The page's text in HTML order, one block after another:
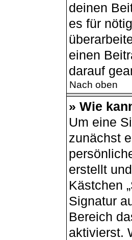
deinen
es für
einen
darauf
Nach oben
» Wie
Um eine
zunächst
erstellt
Kästchen
Signatur
Bereich
aktivierst.